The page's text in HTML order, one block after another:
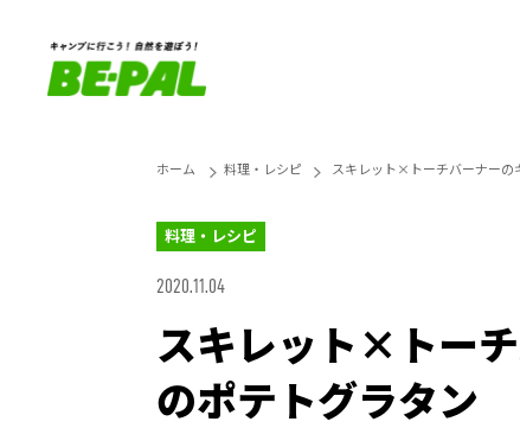
ホーム 料理・レシピ スキレット×トーチバーナーの
料理・レシピ
2020.11.04
スキレット×トー
のポテトグラタン